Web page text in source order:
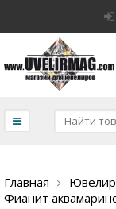
Главная
Фианит